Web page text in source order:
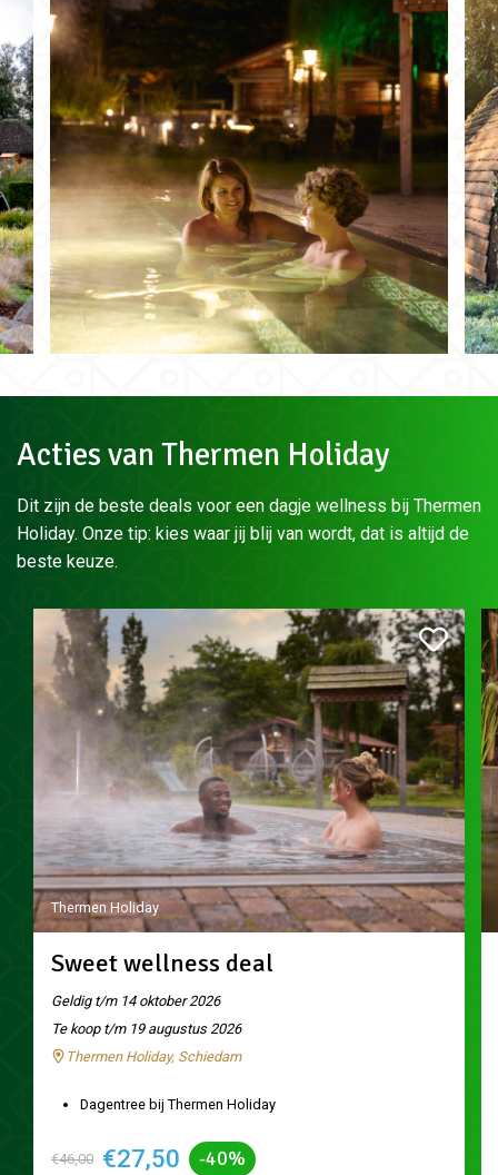
Acties van Thermen Holiday
Dit zijn de beste deals voor een dagje wellness bij Thermen
Holiday. Onze tip: kies waar jij blij van wordt, dat is altijd de
beste keuze.
Thermen Holiday
Sweet wellness deal
Geldig t/m 14 oktober 2026
Te koop t/m 19 augustus 2026
Thermen Holiday, Schiedam
Dagentree bij Thermen Holiday
€46,00 €27,50 -40%